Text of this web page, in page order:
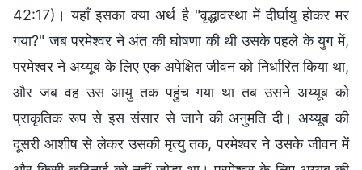
42:17)। यहाँ इसका क्या अर्थ है "वृद्धावस्था में दीर्घायु होकर मर
गया?" जब परमेश्वर ने अंत की घोषणा की थी उसके पहले के युग में,
परमेश्वर ने अय्यूब के लिए एक अपेक्षित जीवन को निर्धारित किया था,
और जब वह उस आयु तक पहुंच गया था तब उसने अय्यूब को
प्राकृतिक रूप से इस संसार से जाने की अनुमति दी। अय्यूब की
दूसरी आशीष से लेकर उसकी मृत्यु तक, परमेश्वर ने उसके जीवन में